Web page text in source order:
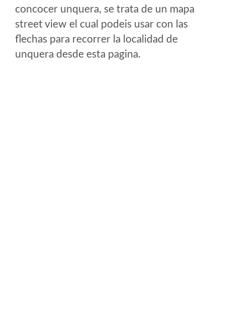
concocer unquera, se trata de un mapa
street view el cual podeis usar con las
flechas para recorrer la localidad de
unquera desde esta pagina.